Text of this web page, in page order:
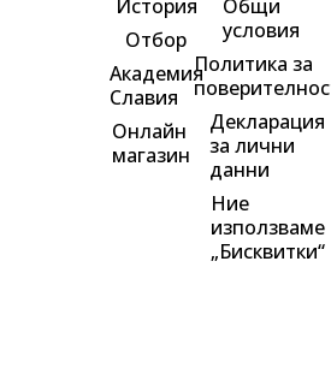
История
Отбор
Академия
Славия
Онлайн
магазин
Общи
условия
Политика за
Декларация
за лични
данни
Ние
използваме
„Бисквитки“